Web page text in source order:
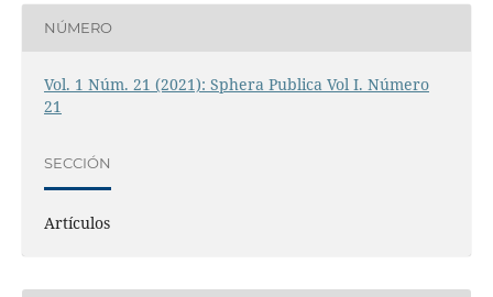
NÚMERO
Vol. 1 Núm. 21 (2021): Sphera Publica Vol I. Número
21
SECCIÓN
Artículos